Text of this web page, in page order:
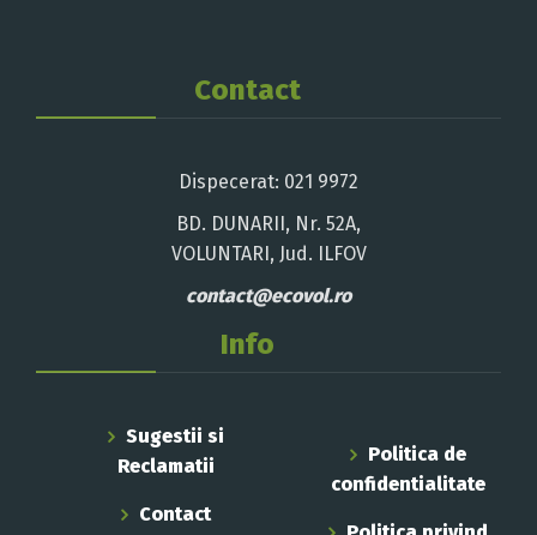
Contact
Dispecerat: 021 9972
BD. DUNARII, Nr. 52A,
VOLUNTARI, Jud. ILFOV
contact@ecovol.ro
Info
Sugestii si
Reclamatii
Contact
Politica de
confidentialitate